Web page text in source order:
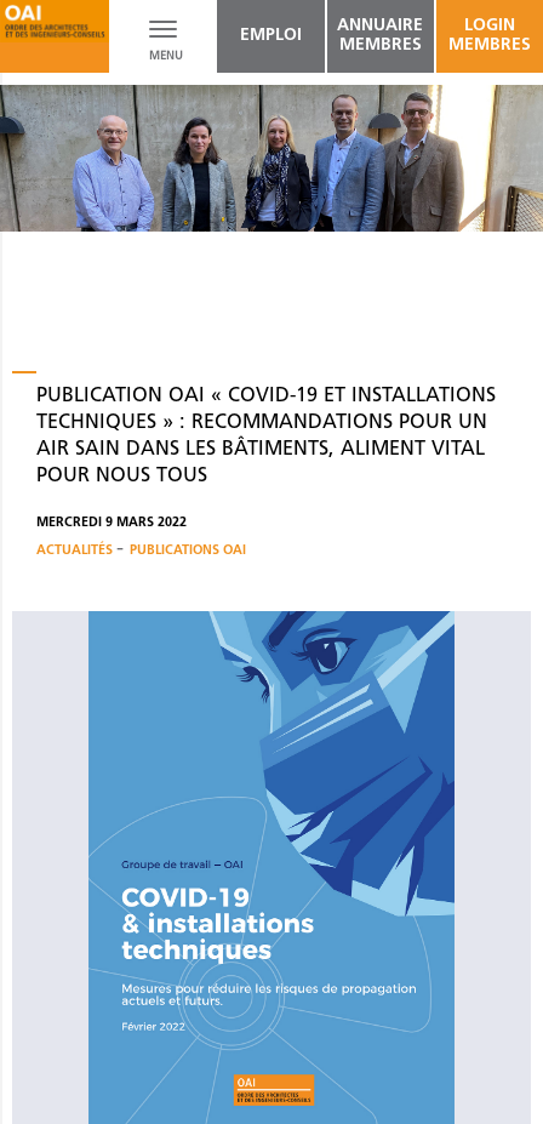
Toggle
navigation
MENU
EMPLOI
ANNUAIRE
MEMBRES
LOGIN
MEMBRES
PUBLICATION OAI « COVID-19 ET INSTALLATIONS
TECHNIQUES » : RECOMMANDATIONS POUR UN
AIR SAIN DANS LES BÂTIMENTS, ALIMENT VITAL
POUR NOUS TOUS
MERCREDI 9 MARS 2022
ACTUALITÉS - PUBLICATIONS OAI